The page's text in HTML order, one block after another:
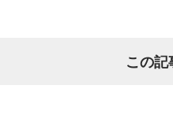
若井：彼女と参戦して、次
と、番組初登場の俳優・鈴
この